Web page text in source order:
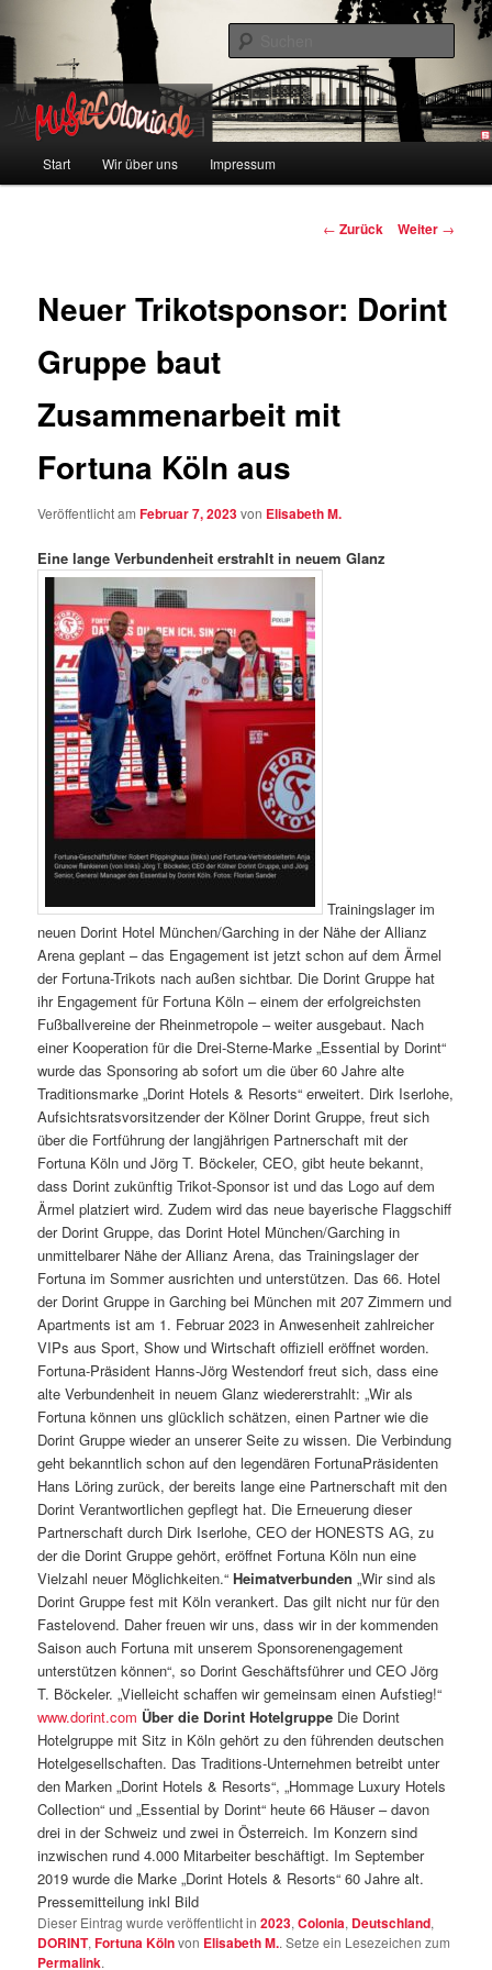
Inhalt
wechseln
music-colonia
Colonia und Musik!
Start Wir über uns Impressum
Beitragsnavigation
← Zurück Weiter →
Neuer Trikotsponsor: Dorint
Gruppe baut
Zusammenarbeit mit
Fortuna Köln aus
Veröffentlicht amFebruar 7, 2023von Elisabeth M.
Eine lange Verbundenheit erstrahlt in neuem Glanz
Trainingslager im
neuen Dorint Hotel München/Garching in der Nähe der Allianz
Arena geplant – das Engagement ist jetzt schon auf dem Ärmel
der Fortuna-Trikots nach außen sichtbar. Die Dorint Gruppe hat
ihr Engagement für Fortuna Köln – einem der erfolgreichsten
Fußballvereine der Rheinmetropole – weiter ausgebaut. Nach
einer Kooperation für die Drei-Sterne-Marke „Essential by Dorint“
wurde das Sponsoring ab sofort um die über 60 Jahre alte
Traditionsmarke „Dorint Hotels & Resorts“ erweitert. Dirk Iserlohe,
Aufsichtsratsvorsitzender der Kölner Dorint Gruppe, freut sich
über die Fortführung der langjährigen Partnerschaft mit der
Fortuna Köln und Jörg T. Böckeler, CEO, gibt heute bekannt,
dass Dorint zukünftig Trikot-Sponsor ist und das Logo auf dem
Ärmel platziert wird. Zudem wird das neue bayerische Flaggschiff
der Dorint Gruppe, das Dorint Hotel München/Garching in
unmittelbarer Nähe der Allianz Arena, das Trainingslager der
Fortuna im Sommer ausrichten und unterstützen. Das 66. Hotel
der Dorint Gruppe in Garching bei München mit 207 Zimmern und
Apartments ist am 1. Februar 2023 in Anwesenheit zahlreicher
VIPs aus Sport, Show und Wirtschaft offiziell eröffnet worden.
Fortuna-Präsident Hanns-Jörg Westendorf freut sich, dass eine
alte Verbundenheit in neuem Glanz wiedererstrahlt: „Wir als
Fortuna können uns glücklich schätzen, einen Partner wie die
Dorint Gruppe wieder an unserer Seite zu wissen. Die Verbindung
geht bekanntlich schon auf den legendären FortunaPräsidenten
Hans Löring zurück, der bereits lange eine Partnerschaft mit den
Dorint Verantwortlichen gepflegt hat. Die Erneuerung dieser
Partnerschaft durch Dirk Iserlohe, CEO der HONESTS AG, zu
der die Dorint Gruppe gehört, eröffnet Fortuna Köln nun eine
Vielzahl neuer Möglichkeiten.“Heimatverbunden „Wir sind als
Dorint Gruppe fest mit Köln verankert. Das gilt nicht nur für den
Fastelovend. Daher freuen wir uns, dass wir in der kommenden
Saison auch Fortuna mit unserem Sponsorenengagement
unterstützen können“, so Dorint Geschäftsführer und CEO Jörg
T. Böckeler. „Vielleicht schaffen wir gemeinsam einen Aufstieg!“
www.dorint.com Über die Dorint Hotelgruppe Die Dorint
Hotelgruppe mit Sitz in Köln gehört zu den führenden deutschen
Hotelgesellschaften. Das Traditions-Unternehmen betreibt unter
den Marken „Dorint Hotels & Resorts“, „Hommage Luxury Hotels
Collection“ und „Essential by Dorint“ heute 66 Häuser – davon
drei in der Schweiz und zwei in Österreich. Im Konzern sind
inzwischen rund 4.000 Mitarbeiter beschäftigt. Im September
2019 wurde die Marke „Dorint Hotels & Resorts“ 60 Jahre alt.
Pressemitteilung inkl Bild
Dieser Eintrag wurde veröffentlicht in2023,Colonia, Deutschland,
DORINT,Fortuna Kölnvon Elisabeth M.. Setze ein Lesezeichen zum
Permalink.